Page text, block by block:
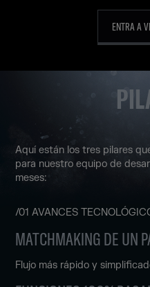
ENTRA A
Aquí están los tres pilares
para nuestro equipo de
meses:
/01 AVANCES
MATCHMAKING DE UN
Flujo más rápido y